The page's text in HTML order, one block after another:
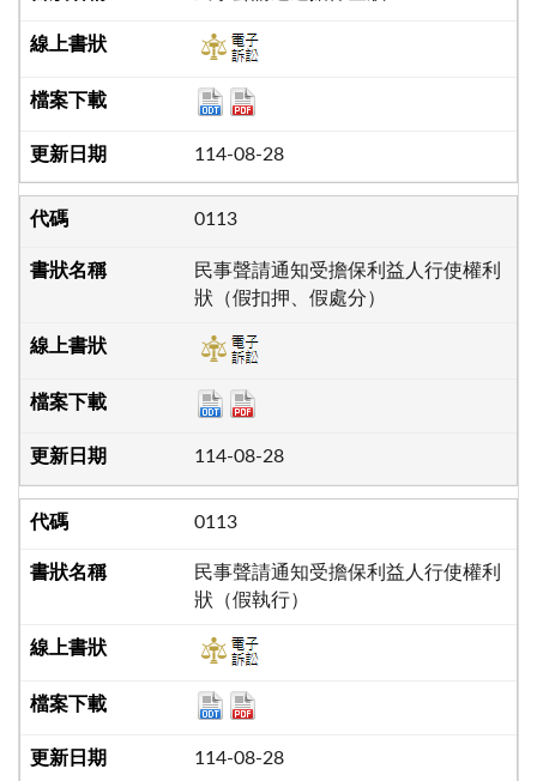
114-08-28
0113
民事聲請通知受擔保利益人行使權利
狀（假扣押、假處分）
114-08-28
0113
民事聲請通知受擔保利益人行使權利
狀（假執行）
114-08-28